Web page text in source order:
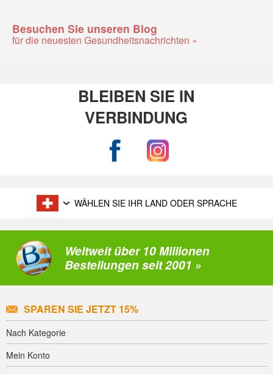
Besuchen Sie unseren Blog
für die neuesten Gesundheitsnachrichten »
BLEIBEN SIE IN
VERBINDUNG
WÄHLEN SIE IHR LAND ODER SPRACHE
Weltweit über 10 Millionen
Bestellungen seit 2001 »
SPAREN SIE JETZT 15%
Nach Kategorie
Mein Konto